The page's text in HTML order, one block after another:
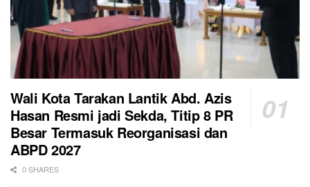
Wali Kota Tarakan Lantik Abd. Azis
Hasan Resmi jadi Sekda, Titip 8 PR
Besar Termasuk Reorganisasi dan
ABPD 2027
0 SHARES